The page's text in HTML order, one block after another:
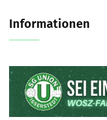
Informationen